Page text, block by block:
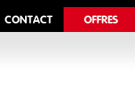
CONTACT OFFRES